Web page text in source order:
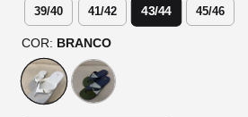
39/40 41/42 43/44 45/46
COR: BRANCO